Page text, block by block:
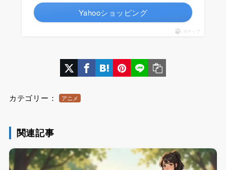
Yahooショッピング
ポチップ
カテゴリー： アニメ
関連記事